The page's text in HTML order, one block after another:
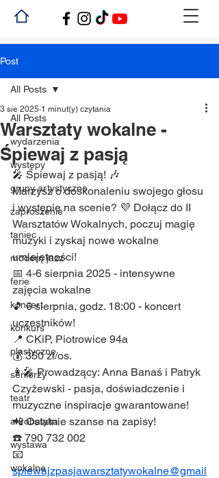
Post
All Posts
wydarzenia
występy
grupy artystyczne
zaproszenie
taniec
modern jazz
ferie
koncert
konkurs
plastyczne
seniorzy
teatr
akrobatyka
wystawa
wokalne
All Posts
Warsztaty wokalne -
Śpiewaj z pasją
3 sie 2025 1 minut(y) czytania
🎤 Śpiewaj z pasją! 🎶
Marzysz o doskonaleniu swojego głosu
i występie na scenie? 💜 Dołącz do II
Warsztatów Wokalnych, poczuj magię
muzyki i zyskaj nowe wokalne
umiejętności!
📅 4-6 sierpnia 2025 - intensywne
zajęcia wokalne
🎵 6 sierpnia, godz. 18:00 - koncert
uczestników!
📍 CKiP, Piotrowice 94a
💰 350 zł/os.
👩‍🎤 Prowadzący: Anna Banaś i Patryk
Czyżewski - pasja, doświadczenie i
muzyczne inspiracje gwarantowane!
📲 Ostatnie szanse na zapisy!
☎️ 790 732 002
📧
spiewajzpasjawarsztatywokalne@gmail